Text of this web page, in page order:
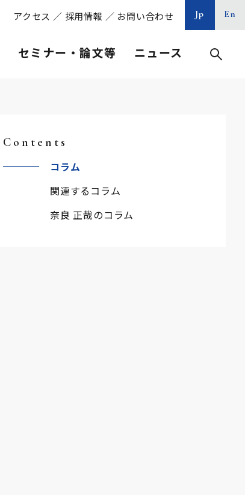
アクセス ／ 採用情報 ／ お問い合わせ Jp En
セミナー・論文等 ニュース
Contents
コラム
関連するコラム
奈良 正哉のコラム